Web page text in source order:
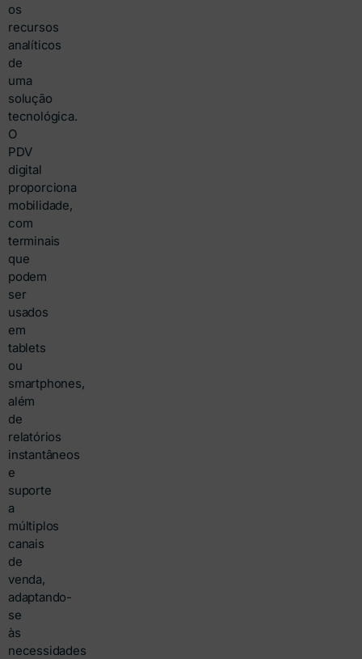
os
recursos
analíticos
de
uma
solução
tecnológica.
O
PDV
digital
proporciona
mobilidade,
com
terminais
que
podem
ser
usados
em
tablets
ou
smartphones,
além
de
relatórios
instantâneos
e
suporte
a
múltiplos
canais
de
venda,
adaptando-
se
às
necessidades